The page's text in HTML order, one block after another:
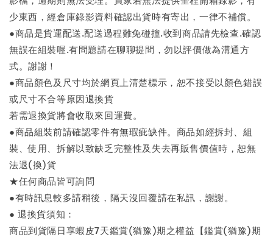
少東西，經倉庫錄影資料確認出貨時有寄出，一律不補償。
●商品是貨運配送.配送過程難免碰撞.收到商品請先檢查.確認
無誤在組裝喔.有問題請在聊聊提問，勿以評價做為溝通方
式。謝謝！
●商品顏色及尺寸均於網頁上清楚標示，恕不接受以顏色錯誤
或尺寸不合等原因退換貨
若需退換貨將會收取來回運費。
●商品組裝前請確認零件有無瑕疵缺件。商品如經拆封、組
裝、使用、拆解以致缺乏完整性及失去再販售價值時，恕無
法退(換)貨
★任何商品皆可詢問
●有時訊息較多請稍後，隔天沒回覆請在私訊，謝謝。
● 退換貨須知：
商品到貨隔日享蝦皮7天鑑賞(猶豫)期之權益【鑑賞(猶豫)期